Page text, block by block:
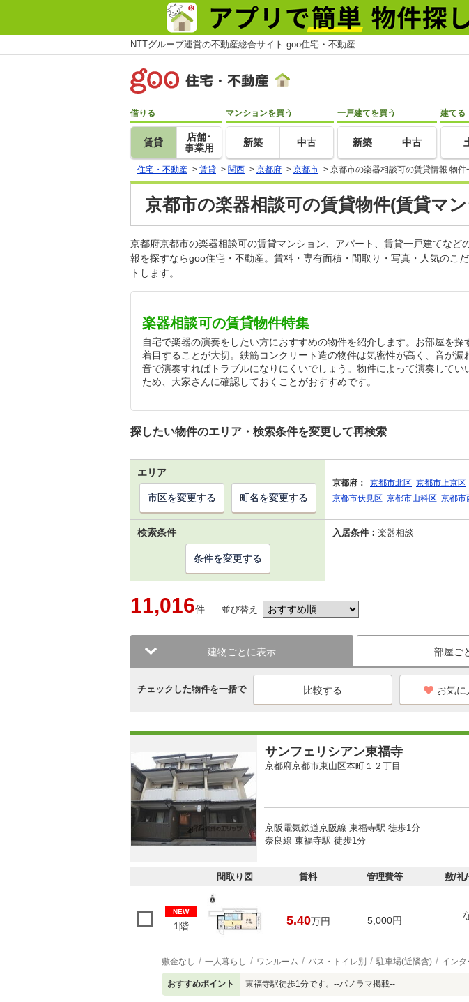
NTTグループ運営の不動産総合サイト goo住宅・不動産
借りる
賃貸
店舗･
事業用
マンションを買う
新築 中古
一戸建てを買う
新築 中古
建てる
住宅・不動産 > 賃貸 > 関西 > 京都府 > 京都市 > 京都市の楽器相談可の賃貸情報 物件
京都市の楽器相談可の賃貸物件(賃貸マ
京都府京都市の楽器相談可の賃貸マンション、アパート、賃貸一戸建てな
報を探すならgoo住宅・不動産。賃料・専有面積・間取り・写真・人気のこ
トします。
楽器相談可の賃貸物件特集
自宅で楽器の演奏をしたい方におすすめの物件を紹介します。お部屋を探
着目することが大切。鉄筋コンクリート造の物件は気密性が高く、音が漏
音で演奏すればトラブルになりにくいでしょう。物件によって演奏してい
ため、大家さんに確認しておくことがおすすめです。
探したい物件のエリア・検索条件を変更して再検索
エリア
京都府： 京都市北区 京都市上京区
京都市伏見区 京都市山科区 京都市
市区を変更する 町名を変更する
検索条件 入居条件： 楽器相談
条件を変更する
11,016件 並び替え
建物ごとに表示 部屋ご
チェックした物件を一括で お気に
サンフェリシアン東福寺
京都府京都市東山区本町１２丁目
京阪電気鉄道京阪線 東福寺駅 徒歩1分
奈良線 東福寺駅 徒歩1分
間取り図 賃料 管理費等 敷/礼
NEW
1階 5.40万円 5,000円
敷金なし 一人暮らし ワンルーム バス・トイレ別 駐車場(近隣含) イン
おすすめポイント 東福寺駅徒歩1分です。--パノラマ掲載--